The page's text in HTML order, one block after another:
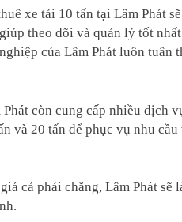
xe tải 10 tấn tại Lâm Phát
theo dõi và quản lý tốt
của Lâm Phát luôn tuân
còn cung cấp nhiều dịch
và 20 tấn để phục vụ nhu
cả phải chăng, Lâm Phát